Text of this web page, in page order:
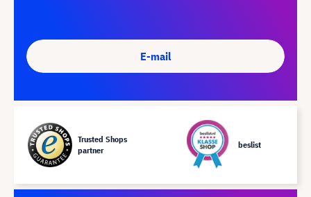
E-mail
Trusted Shops
partner
beslist